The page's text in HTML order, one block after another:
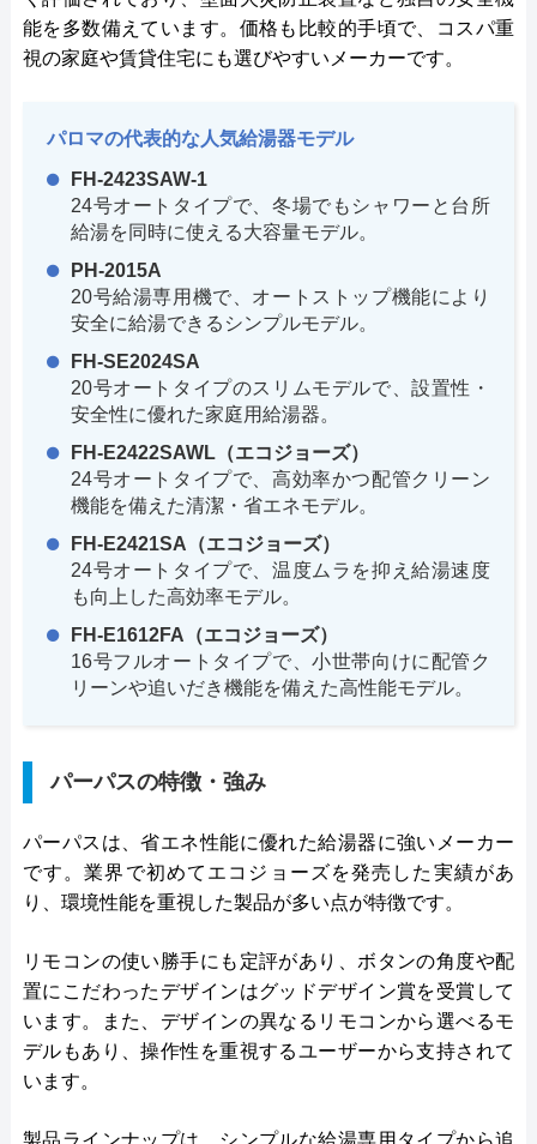
能を多数備えています。価格も比較的手頃で、コスパ重
視の家庭や賃貸住宅にも選びやすいメーカーです。
パロマの代表的な人気給湯器モデル
FH-2423SAW-1
24号オートタイプで、冬場でもシャワーと台所
給湯を同時に使える大容量モデル。
PH-2015A
20号給湯専用機で、オートストップ機能により
安全に給湯できるシンプルモデル。
FH-SE2024SA
20号オートタイプのスリムモデルで、設置性・
安全性に優れた家庭用給湯器。
FH-E2422SAWL（エコジョーズ）
24号オートタイプで、高効率かつ配管クリーン
機能を備えた清潔・省エネモデル。
FH-E2421SA（エコジョーズ）
24号オートタイプで、温度ムラを抑え給湯速度
も向上した高効率モデル。
FH-E1612FA（エコジョーズ）
16号フルオートタイプで、小世帯向けに配管ク
リーンや追いだき機能を備えた高性能モデル。
パーパスの特徴・強み
パーパスは、省エネ性能に優れた給湯器に強いメーカー
です。業界で初めてエコジョーズを発売した実績があ
り、環境性能を重視した製品が多い点が特徴です。
リモコンの使い勝手にも定評があり、ボタンの角度や配
置にこだわったデザインはグッドデザイン賞を受賞して
います。また、デザインの異なるリモコンから選べるモ
デルもあり、操作性を重視するユーザーから支持されて
います。
製品ラインナップは、シンプルな給湯専用タイプから追